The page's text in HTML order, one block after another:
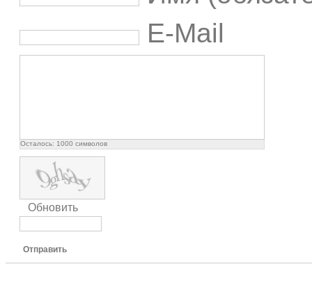
E-Mail
Осталось: 1000 символов
Обновить
Отправить